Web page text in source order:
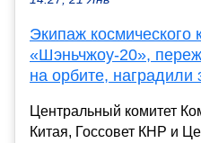
Экипаж космического
«Шэньчжоу-20»,
на орбите, наградили
Центральный комитет
Китая, Госсовет КНР и